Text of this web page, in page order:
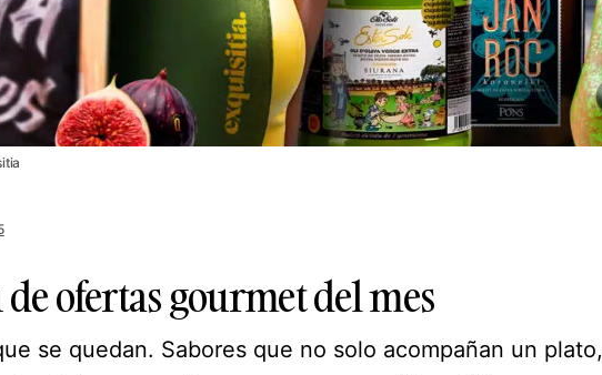
de ofertas gourmet del mes
se quedan. Sabores que no solo acompañan un plato,